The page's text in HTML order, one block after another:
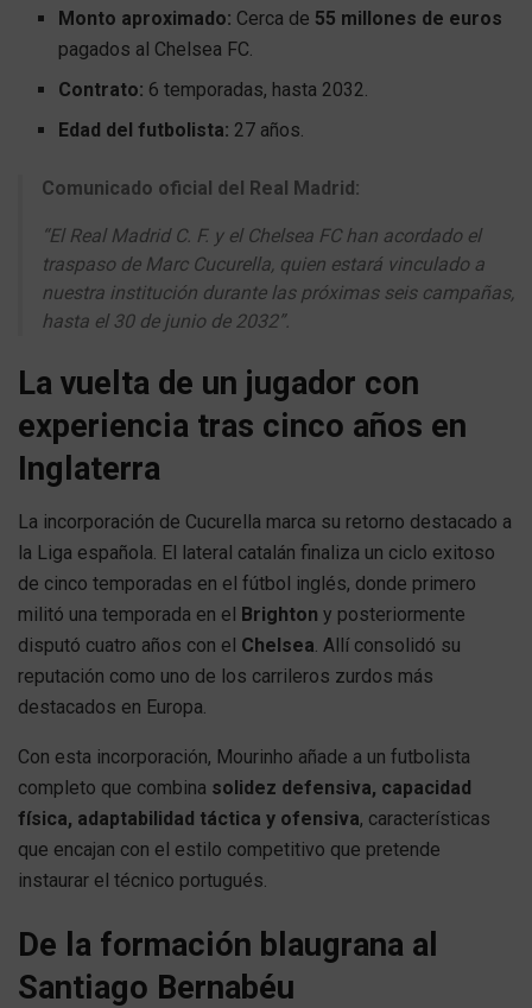
Monto aproximado: Cerca de 55 millones de euros
pagados al Chelsea FC.
Contrato: 6 temporadas, hasta 2032.
Edad del futbolista: 27 años.
Comunicado oficial del Real Madrid:
“El Real Madrid C. F. y el Chelsea FC han acordado el
traspaso de Marc Cucurella, quien estará vinculado a
nuestra institución durante las próximas seis campañas,
hasta el 30 de junio de 2032”.
La vuelta de un jugador con
experiencia tras cinco años en
Inglaterra
La incorporación de Cucurella marca su retorno destacado a
la Liga española. El lateral catalán finaliza un ciclo exitoso
de cinco temporadas en el fútbol inglés, donde primero
militó una temporada en el Brighton y posteriormente
disputó cuatro años con el Chelsea. Allí consolidó su
reputación como uno de los carrileros zurdos más
destacados en Europa.
Con esta incorporación, Mourinho añade a un futbolista
completo que combina solidez defensiva, capacidad
física, adaptabilidad táctica y ofensiva, características
que encajan con el estilo competitivo que pretende
instaurar el técnico portugués.
De la formación blaugrana al
Santiago Bernabéu